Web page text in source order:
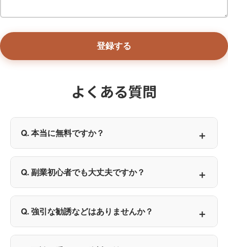
よくある質問
Q. 本当に無料ですか？
Q. 副業初心者でも大丈夫ですか？
Q. 強引な勧誘などはありませんか？